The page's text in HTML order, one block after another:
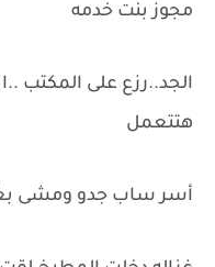
مجوز بنت خدمه
الجد..رزع على المكتب
هتتعمل
أسر ساب جدو ومشى